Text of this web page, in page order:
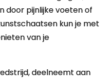
door pijnlijke voeten of
kun je met
van je
deelneemt aan